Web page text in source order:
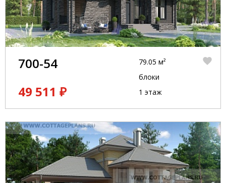
700-54
49 511 ₽
79.05 м²
блоки
1 этаж